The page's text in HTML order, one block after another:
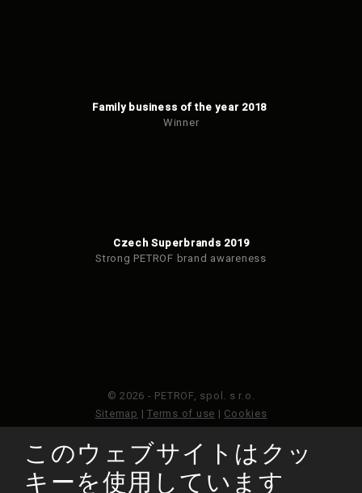
Family business of the year 2018
Winner
Czech Superbrands 2019
Strong PETROF brand awareness
© 2026 - PETROF, spol. s r.o.
Sitemap | Terms of use | Cookies
このウェブサイトはGoogleReCAPTCHAによって保護さ
れており、Googleのプライバシーポリシーと利用規約が
適用されます。
このウェブサイトはクッ
キーを使用しています